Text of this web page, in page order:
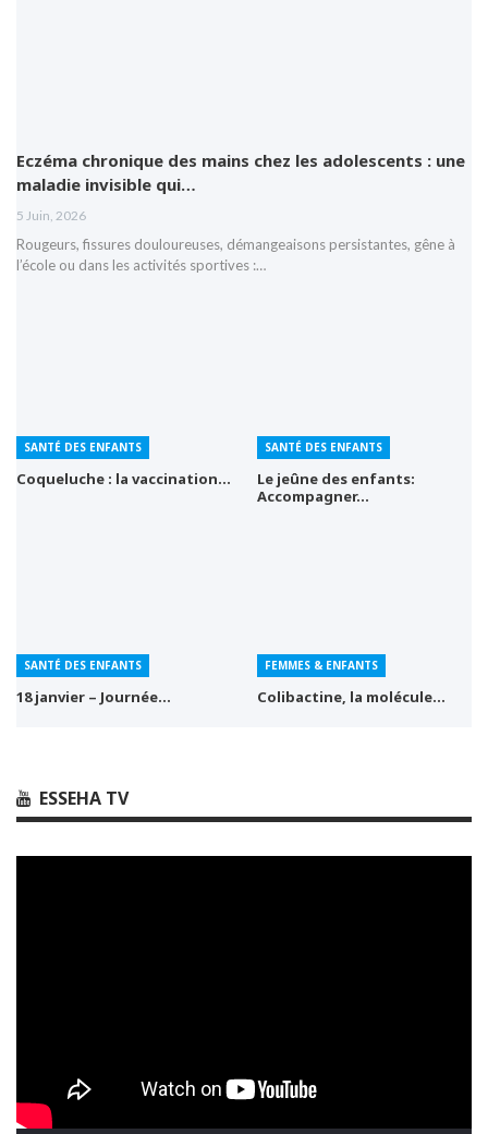
Eczéma chronique des mains chez les adolescents : une
maladie invisible qui…
5 Juin, 2026
Rougeurs, fissures douloureuses, démangeaisons persistantes, gêne à
l’école ou dans les activités sportives :…
SANTÉ DES ENFANTS
Coqueluche : la vaccination…
SANTÉ DES ENFANTS
Le jeûne des enfants:
Accompagner…
SANTÉ DES ENFANTS
18 janvier – Journée…
FEMMES & ENFANTS
Colibactine, la molécule…
ESSEHA TV